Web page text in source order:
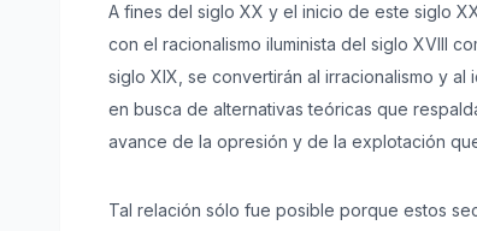
A fines del siglo XX y el inicio de este siglo
con el racionalismo iluminista del siglo XVIII
siglo XIX, se convertirán al irracionalismo y
en busca de alternativas teóricas que
avance de la opresión y de la explotación
Tal relación sólo fue posible porque estos